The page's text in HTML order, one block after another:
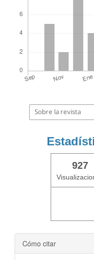
Sobre la revista
927
Cómo citar